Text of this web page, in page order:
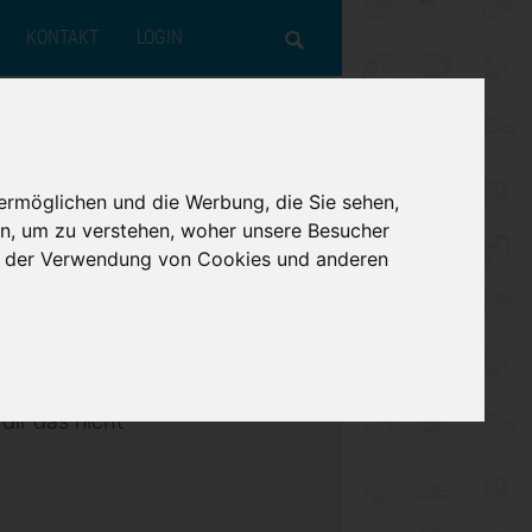
und die Werbung, die Sie sehen,
um zu verstehen, woher unsere Besucher
Verwendung von Cookies und anderen
KOOPERATIONSPARTNER
UNTERSTÜTZUNG
FREIWILLIGENDIENSTE
ICOR
MATERIAL KINDER
MATERIAL TEENS
MATERIAL CPA
stellen wir dir
KONTAKT LOGIN
das nicht